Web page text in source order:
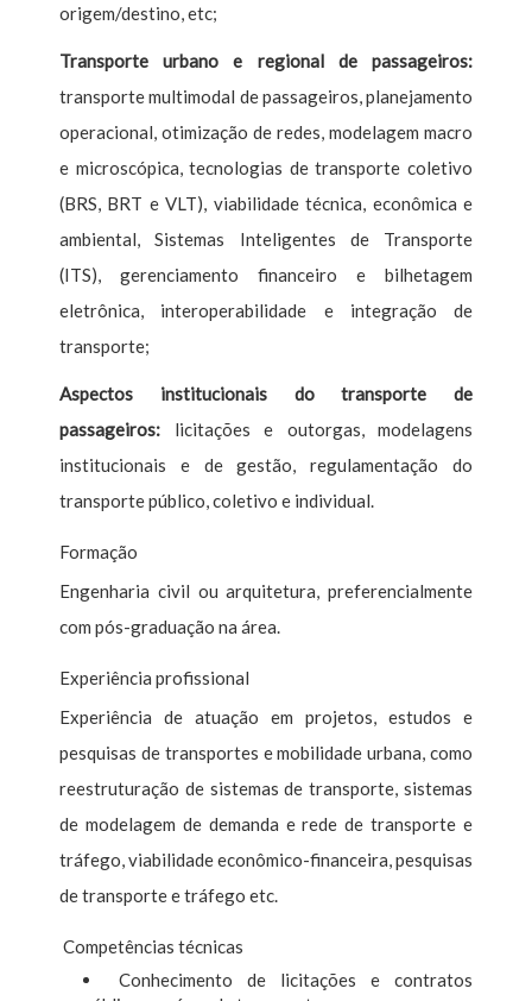
origem/destino, etc;
Transporte urbano e regional de passageiros:
transporte multimodal de passageiros, planejamento
operacional, otimização de redes, modelagem macro
e microscópica, tecnologias de transporte coletivo
(BRS, BRT e VLT), viabilidade técnica, econômica e
ambiental, Sistemas Inteligentes de Transporte
(ITS), gerenciamento financeiro e bilhetagem
eletrônica, interoperabilidade e integração de
transporte;
Aspectos institucionais do transporte de
passageiros: licitações e outorgas, modelagens
institucionais e de gestão, regulamentação do
transporte público, coletivo e individual.
Formação
Engenharia civil ou arquitetura, preferencialmente
com pós-graduação na área.
Experiência profissional
Experiência de atuação em projetos, estudos e
pesquisas de transportes e mobilidade urbana, como
reestruturação de sistemas de transporte, sistemas
de modelagem de demanda e rede de transporte e
tráfego, viabilidade econômico-financeira, pesquisas
de transporte e tráfego etc.
Competências técnicas
Conhecimento de licitações e contratos